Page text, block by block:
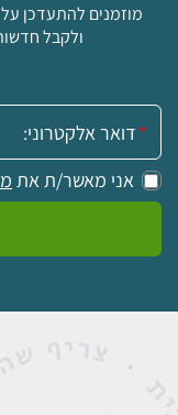
מוזמנים להתעדכן
ולקבל
אימייל:
אני מאשר/ת את